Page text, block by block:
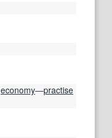
economy―practise